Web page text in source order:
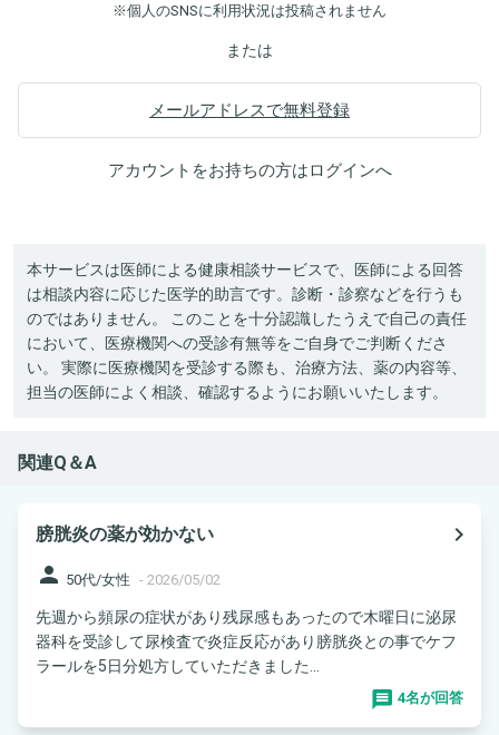
※個人のSNSに利用状況は投稿されません
または
メールアドレスで無料登録
アカウントをお持ちの方はログインへ
本サービスは医師による健康相談サービスで、医師による回答
は相談内容に応じた医学的助言です。診断・診察などを行うも
のではありません。 このことを十分認識したうえで自己の責任
において、医療機関への受診有無等をご自身でご判断くださ
い。 実際に医療機関を受診する際も、治療方法、薬の内容等、
担当の医師によく相談、確認するようにお願いいたします。
関連Q＆A
膀胱炎の薬が効かない
navigate_next
person 50代/女性 - 2026/05/02
先週から頻尿の症状があり残尿感もあったので木曜日に泌尿
器科を受診して尿検査で炎症反応があり膀胱炎との事でケフ
ラールを5日分処方していただきました...
4名が回答